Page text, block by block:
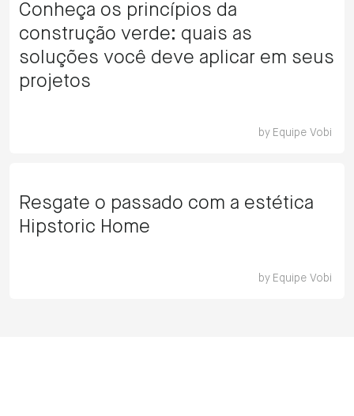
Conheça os princípios da
construção verde: quais as
soluções você deve aplicar em seus
projetos
by Equipe Vobi
Resgate o passado com a estética
Hipstoric Home
by Equipe Vobi